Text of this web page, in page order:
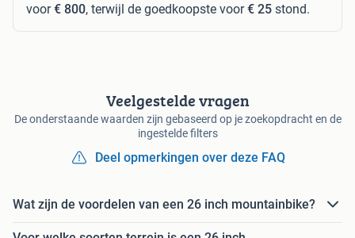
voor€ 800, terwijl de goedkoopste voor€ 25 stond.
Veelgestelde vragen
De onderstaande waarden zijn gebaseerd op je zoekopdracht en de
ingestelde filters
Deel opmerkingen over deze FAQ
Wat zijn de voordelen van een 26 inch mountainbike?